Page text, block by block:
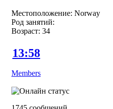
Местоположение: Norway
Род занятий:
Возраст: 34
13:58
Members